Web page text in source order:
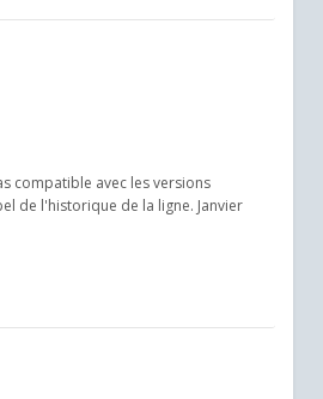
compatible avec les versions
de l'historique de la ligne. Janvier